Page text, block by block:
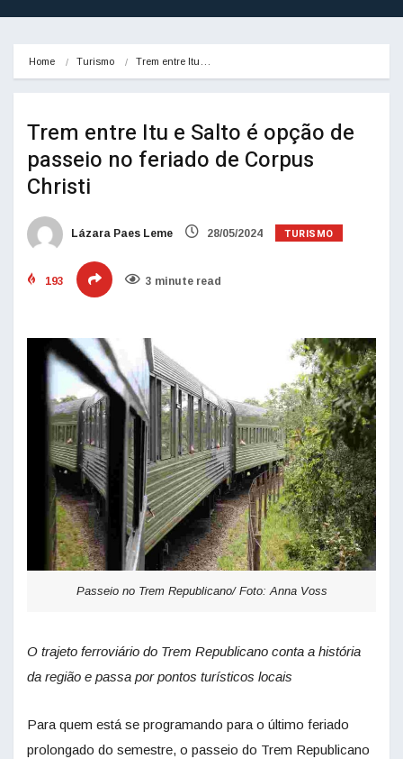
Home Turismo Trem entre Itu…
Trem entre Itu e Salto é opção de
passeio no feriado de Corpus
Christi
Lázara Paes Leme 28/05/2024 TURISMO
193 3 minute read
Passeio no Trem Republicano/ Foto: Anna Voss
O trajeto ferroviário do Trem Republicano conta a história
da região e passa por pontos turísticos locais
Para quem está se programando para o último feriado
prolongado do semestre, o passeio do Trem Republicano